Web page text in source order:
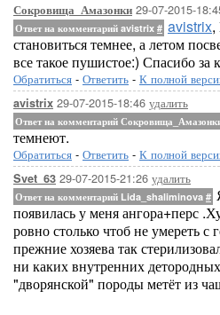
Сокровища_Амазонки 29-07-2015-
Ответ на комментарий avistrix # avistrix,
становиться темнее, а летом
все такое пушистое:) Спасибо за
Обратиться - Ответить - К полной
avistrix 29-07-2015-18:46 удалить
Ответ на комментарий
темнеют.
Обратиться - Ответить - К полной
Svet_63 29-07-2015-21:26 удалить
Ответ на комментарий Lida_shaliminova #
появилась у меня ангора+перс
ровно столько чтоб не умереть с
прежние хозяева так
ни каких внутренних
"дворянской" породы метёт из